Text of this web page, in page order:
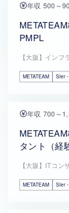
年収 500～
PMPL
【大阪】インフ
METATEAM SIer
年収 700～
タント（経
【大阪】ITコン
METATEAM SIer